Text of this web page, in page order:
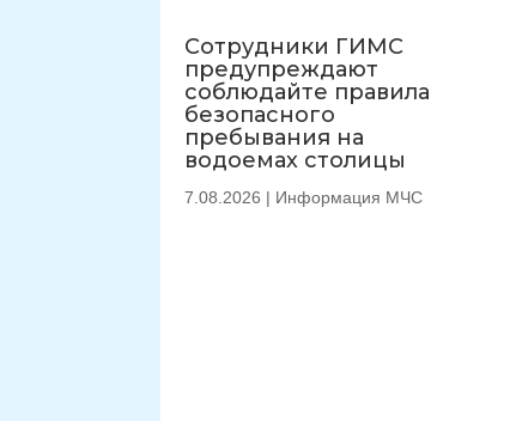
Сотрудники ГИМС
предупреждают
соблюдайте правила
безопасного
пребывания на
водоемах столицы
7.08.2026 | Информация МЧС